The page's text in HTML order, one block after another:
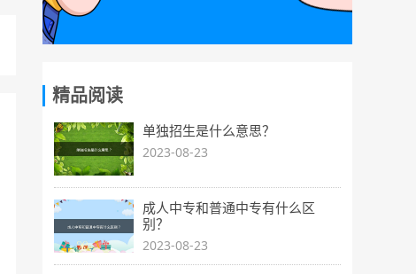
精品阅读
单独招生是什么意思？
2023-08-23
成人中专和普通中专有什么区
别？
2023-08-23